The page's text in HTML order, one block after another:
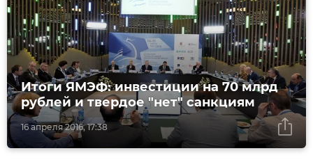
16 апреля 2016, 17:38
Итоги ЯМЭФ: инвестиции на 70 млрд
рублей и твердое "нет" санкциям